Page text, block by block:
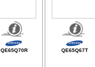
QE65Q70R QE65Q67T